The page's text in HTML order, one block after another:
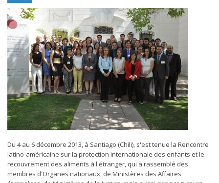
Du 4 au 6 décembre 2013, à Santiago (Chili), s'est tenue la Rencontre
latino-américaine sur la protection internationale des enfants et le
recouvrement des aliments à l'étranger, qui a rassemblé des
membres d'Organes nationaux, de Ministères des Affaires